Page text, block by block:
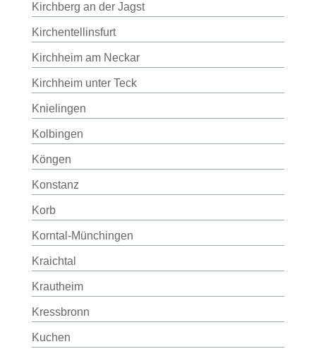
Kirchberg an der Jagst
Kirchentellinsfurt
Kirchheim am Neckar
Kirchheim unter Teck
Knielingen
Kolbingen
Köngen
Konstanz
Korb
Korntal-Münchingen
Kraichtal
Krautheim
Kressbronn
Kuchen